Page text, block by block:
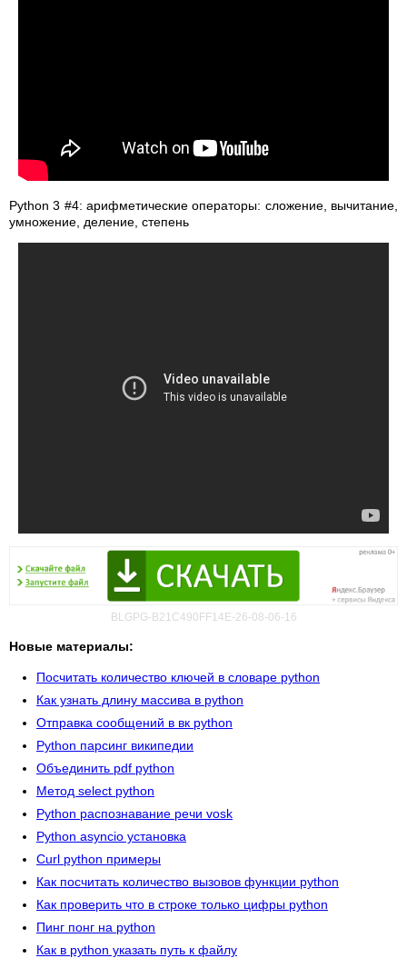
Python 3 #4: арифметические операторы: сложение, вычитание,
умножение, деление, степень
BLGPG-B21C490FF14E-26-08-06-16
Новые материалы:
Посчитать количество ключей в словаре python
Как узнать длину массива в python
Отправка сообщений в вк python
Python парсинг википедии
Объединить pdf python
Метод select python
Python распознавание речи vosk
Python asyncio установка
Curl python примеры
Как посчитать количество вызовов функции python
Как проверить что в строке только цифры python
Пинг понг на python
Как в python указать путь к файлу